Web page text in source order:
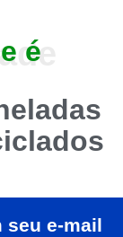
é
seu e-mail